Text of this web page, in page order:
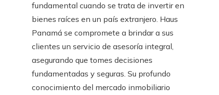
fundamental cuando se trata de invertir en
bienes raíces en un país extranjero. Haus
Panamá se compromete a brindar a sus
clientes un servicio de asesoría integral,
asegurando que tomes decisiones
fundamentadas y seguras. Su profundo
conocimiento del mercado inmobiliario